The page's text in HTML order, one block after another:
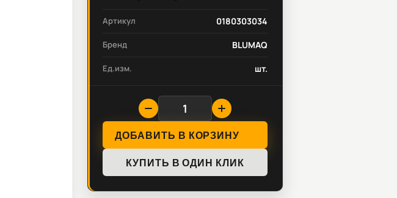
Артикул 0180303034
Бренд BLUMAQ
Ед.изм. шт.
ДОБАВИТЬ В КОРЗИНУ
КУПИТЬ В ОДИН КЛИК